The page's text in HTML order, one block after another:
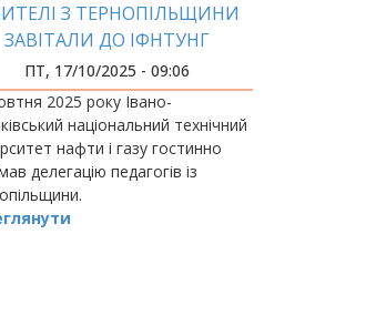
З ТЕРНОПІЛЬЩИНИ
ЗАВІТАЛИ ДО ІФНТУНГ
ПТ, 17/10/2025 - 09:06
2025 року Івано-
національний технічний
нафти і газу гостинно
делегацію педагогів із